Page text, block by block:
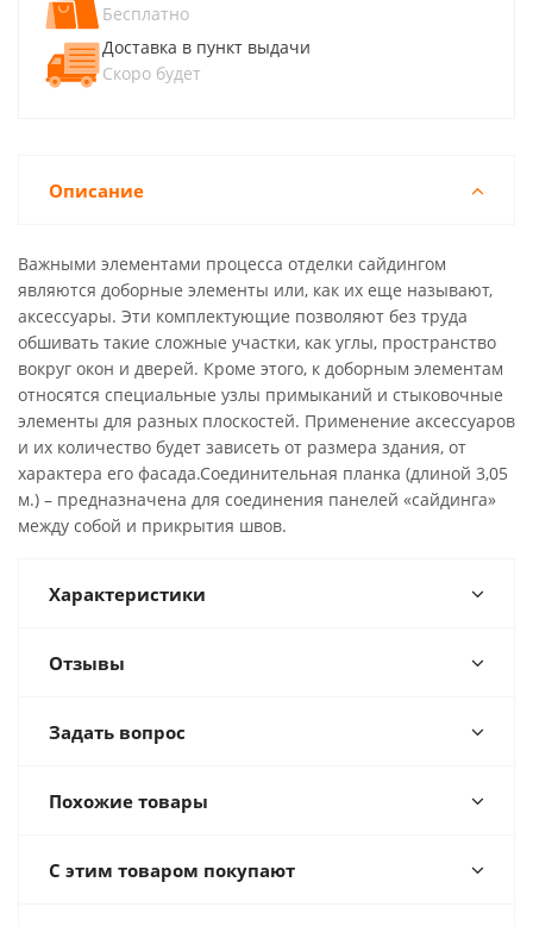
Бесплатно
Доставка в пункт выдачи
Скоро будет
Описание
Важными элементами процесса отделки сайдингом
являются доборные элементы или, как их еще называют,
аксессуары. Эти комплектующие позволяют без труда
обшивать такие сложные участки, как углы, пространство
вокруг окон и дверей. Кроме этого, к доборным элементам
относятся специальные узлы примыканий и стыковочные
элементы для разных плоскостей. Применение аксессуаров
и их количество будет зависеть от размера здания, от
характера его фасада.Соединительная планка (длиной 3,05
м.) – предназначена для соединения панелей «сайдинга»
между собой и прикрытия швов.
Характеристики
Отзывы
Задать вопрос
Похожие товары
С этим товаром покупают